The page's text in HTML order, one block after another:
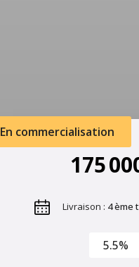
En commercialisation
175
Livraison : 4 ème
5.5%